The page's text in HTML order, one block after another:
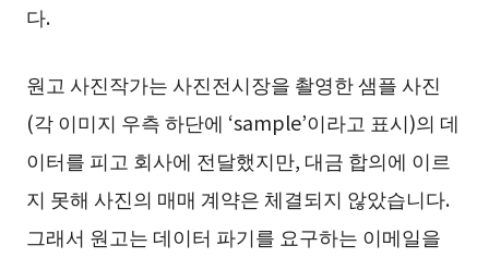
다.
원고 사진작가는 사진전시장을 촬영한 샘플 사진
(각 이미지 우측 하단에 ‘sample’이라고 표시)의 데
이터를 피고 회사에 전달했지만, 대금 합의에 이르
지 못해 사진의 매매 계약은 체결되지 않았습니다.
그래서 원고는 데이터 파기를 요구하는 이메일을